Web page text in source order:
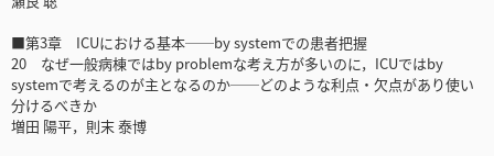
■第3章 ICUにおける基本──by systemでの患者把握
20 なぜ一般病棟ではby problemな考え方が多いのに，ICUではby
systemで考えるのが主となるのか──どのような利点・欠点があり使い
分けるべきか
増田 陽平，則末 泰博